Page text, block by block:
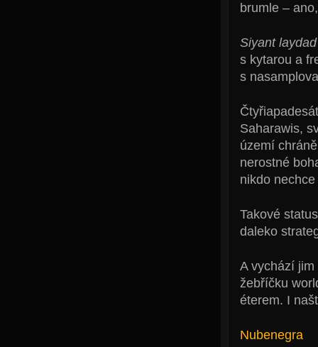
brumle –
Siyant laydad
s kytarou a
s
Saharawis,
území
nerostné
nikdo
Takové
daleko
A vychází
žebříčku
éterem. I
Nubenegra